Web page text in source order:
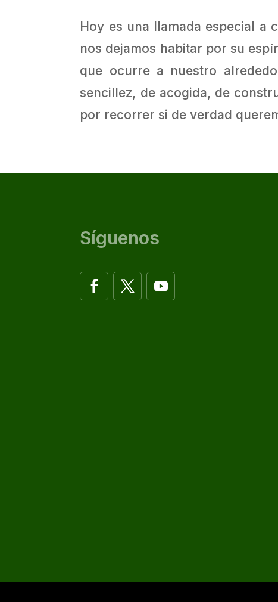
Hoy es una llamada especial a
nos dejamos habitar por su
que ocurre a nuestro
sencillez, de acogida, de
por recorrer si de verdad
Síguenos